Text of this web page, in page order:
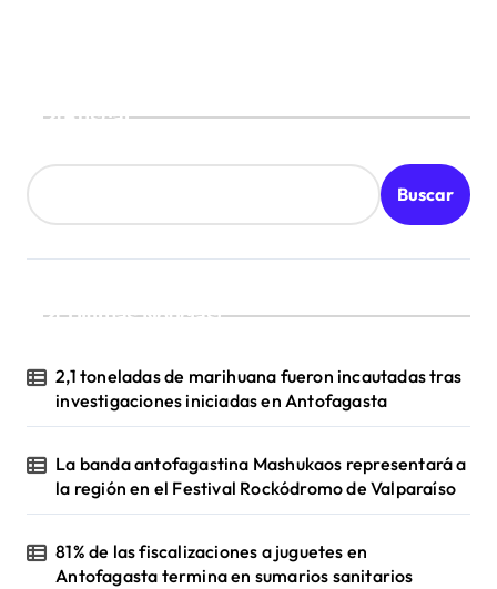
s
Buscar
Buscar
¡Ultimas Noticias!
2,1 toneladas de marihuana fueron incautadas tras
investigaciones iniciadas en Antofagasta
La banda antofagastina Mashukaos representará a
la región en el Festival Rockódromo de Valparaíso
81% de las fiscalizaciones a juguetes en
Antofagasta termina en sumarios sanitarios